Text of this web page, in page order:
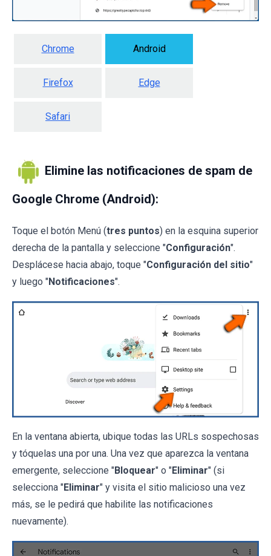
Chrome Android
Firefox Edge
Safari
Elimine las notificaciones de spam de
Google Chrome (Android):
Toque el botón Menú (tres puntos) en la esquina superior
derecha de la pantalla y seleccione "Configuración".
Desplácese hacia abajo, toque "Configuración del sitio"
y luego "Notificaciones".
En la ventana abierta, ubique todas las URLs sospechosas
y tóquelas una por una. Una vez que aparezca la ventana
emergente, seleccione "Bloquear" o "Eliminar" (si
selecciona "Eliminar" y visita el sitio malicioso una vez
más, se le pedirá que habilite las notificaciones
nuevamente).